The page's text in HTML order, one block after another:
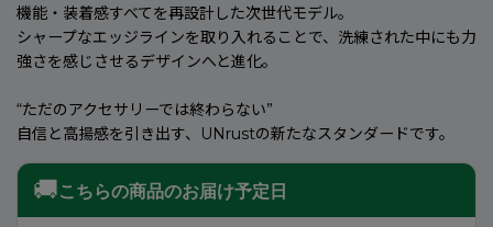
機能・装着感すべてを再設計した次世代モデル。
シャープなエッジラインを取り入れることで、洗練された中にも力
強さを感じさせるデザインへと進化。
“ただのアクセサリーでは終わらない”
自信と高揚感を引き出す、UNrustの新たなスタンダードです。
🚚こちらの商品のお届け予定日